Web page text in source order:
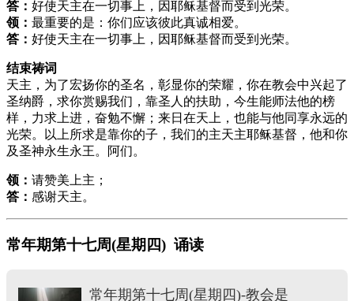
答： 好使天主在一切事上，因耶稣基督而受到光荣。
领： 最重要的是：你们应该彼此真诚相爱。
答： 好使天主在一切事上，因耶稣基督而受到光荣。
结束祷词
天主，为了宏扬你的圣名，彰显你的荣耀，你在教会中兴起了
圣纳爵，求你赏赐我们，靠圣人的扶助，今生能师法他的榜
样，力求上进，奋勉不懈；来日在天上，也能与他同享永远的
光荣。以上所求是靠你的子，我们的主天主耶稣基督，他和你
及圣神永生永王。阿们。
领： 请赞美上主；
答： 感谢天主。
常年期第十七周(星期四) 诵读
常年期第十七周(星期四)-教会是